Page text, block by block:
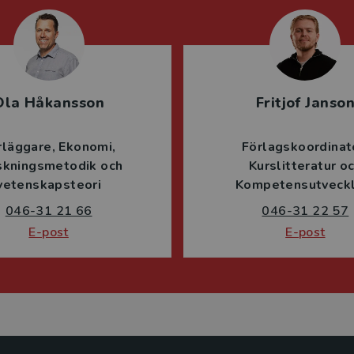
Håkansson
Ekonomi
och
046-31 21 66
E-post
Fritjof Janson
Kurslitteratur
046-31 22 57
E-post